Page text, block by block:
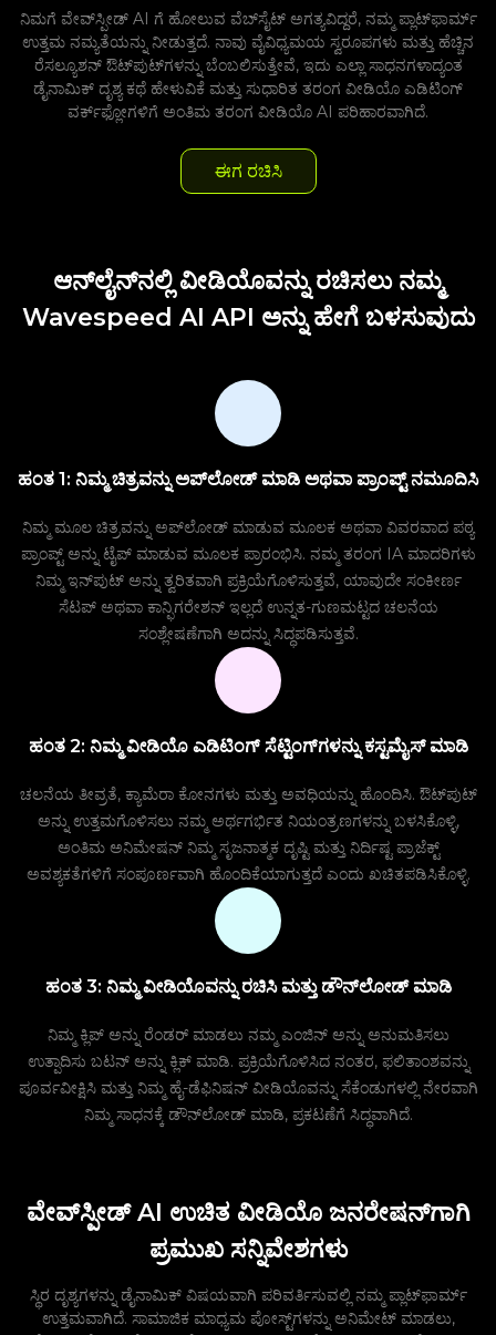
ನಿಮಗೆ ವೇವ್‌ಸ್ಪೀಡ್ AI ಗೆ ಹೋಲುವ ವೆಬ್‌ಸೈಟ್ ಅಗತ್ಯವಿದ್ದರೆ, ನಮ್ಮ ಪ್ಲಾಟ್‌ಫಾರ್ಮ್
ಉತ್ತಮ ನಮ್ಯತೆಯನ್ನು ನೀಡುತ್ತದೆ. ನಾವು ವೈವಿಧ್ಯಮಯ ಸ್ವರೂಪಗಳು ಮತ್ತು ಹೆಚ್ಚಿನ
ರೆಸಲ್ಯೂಶನ್ ಔಟ್‌ಪುಟ್‌ಗಳನ್ನು ಬೆಂಬಲಿಸುತ್ತೇವೆ, ಇದು ಎಲ್ಲಾ ಸಾಧನಗಳಾದ್ಯಂತ
ಡೈನಾಮಿಕ್ ದೃಶ್ಯ ಕಥೆ ಹೇಳುವಿಕೆ ಮತ್ತು ಸುಧಾರಿತ ತರಂಗ ವೀಡಿಯೊ ಎಡಿಟಿಂಗ್
ವರ್ಕ್‌ಫ್ಲೋಗಳಿಗೆ ಅಂತಿಮ ತರಂಗ ವೀಡಿಯೊ AI ಪರಿಹಾರವಾಗಿದೆ.
ಈಗ ರಚಿಸಿ
ಆನ್‌ಲೈನ್‌ನಲ್ಲಿ ವೀಡಿಯೊವನ್ನು ರಚಿಸಲು ನಮ್ಮ
Wavespeed AI API ಅನ್ನು ಹೇಗೆ ಬಳಸುವುದು
ಹಂತ 1: ನಿಮ್ಮ ಚಿತ್ರವನ್ನು ಅಪ್‌ಲೋಡ್ ಮಾಡಿ ಅಥವಾ ಪ್ರಾಂಪ್ಟ್ ನಮೂದಿಸಿ
ನಿಮ್ಮ ಮೂಲ ಚಿತ್ರವನ್ನು ಅಪ್‌ಲೋಡ್ ಮಾಡುವ ಮೂಲಕ ಅಥವಾ ವಿವರವಾದ ಪಠ್ಯ
ಪ್ರಾಂಪ್ಟ್ ಅನ್ನು ಟೈಪ್ ಮಾಡುವ ಮೂಲಕ ಪ್ರಾರಂಭಿಸಿ. ನಮ್ಮ ತರಂಗ IA ಮಾದರಿಗಳು
ನಿಮ್ಮ ಇನ್‌ಪುಟ್ ಅನ್ನು ತ್ವರಿತವಾಗಿ ಪ್ರಕ್ರಿಯೆಗೊಳಿಸುತ್ತವೆ, ಯಾವುದೇ ಸಂಕೀರ್ಣ
ಸೆಟಪ್ ಅಥವಾ ಕಾನ್ಫಿಗರೇಶನ್ ಇಲ್ಲದೆ ಉನ್ನತ-ಗುಣಮಟ್ಟದ ಚಲನೆಯ
ಸಂಶ್ಲೇಷಣೆಗಾಗಿ ಅದನ್ನು ಸಿದ್ಧಪಡಿಸುತ್ತವೆ.
ಹಂತ 2: ನಿಮ್ಮ ವೀಡಿಯೊ ಎಡಿಟಿಂಗ್ ಸೆಟ್ಟಿಂಗ್‌ಗಳನ್ನು ಕಸ್ಟಮೈಸ್ ಮಾಡಿ
ಚಲನೆಯ ತೀವ್ರತೆ, ಕ್ಯಾಮೆರಾ ಕೋನಗಳು ಮತ್ತು ಅವಧಿಯನ್ನು ಹೊಂದಿಸಿ. ಔಟ್‌ಪುಟ್
ಅನ್ನು ಉತ್ತಮಗೊಳಿಸಲು ನಮ್ಮ ಅರ್ಥಗರ್ಭಿತ ನಿಯಂತ್ರಣಗಳನ್ನು ಬಳಸಿಕೊಳ್ಳಿ,
ಅಂತಿಮ ಅನಿಮೇಷನ್ ನಿಮ್ಮ ಸೃಜನಾತ್ಮಕ ದೃಷ್ಟಿ ಮತ್ತು ನಿರ್ದಿಷ್ಟ ಪ್ರಾಜೆಕ್ಟ್
ಅವಶ್ಯಕತೆಗಳಿಗೆ ಸಂಪೂರ್ಣವಾಗಿ ಹೊಂದಿಕೆಯಾಗುತ್ತದೆ ಎಂದು ಖಚಿತಪಡಿಸಿಕೊಳ್ಳಿ.
ಹಂತ 3: ನಿಮ್ಮ ವೀಡಿಯೊವನ್ನು ರಚಿಸಿ ಮತ್ತು ಡೌನ್‌ಲೋಡ್ ಮಾಡಿ
ನಿಮ್ಮ ಕ್ಲಿಪ್ ಅನ್ನು ರೆಂಡರ್ ಮಾಡಲು ನಮ್ಮ ಎಂಜಿನ್ ಅನ್ನು ಅನುಮತಿಸಲು
ಉತ್ಪಾದಿಸು ಬಟನ್ ಅನ್ನು ಕ್ಲಿಕ್ ಮಾಡಿ. ಪ್ರಕ್ರಿಯೆಗೊಳಿಸಿದ ನಂತರ, ಫಲಿತಾಂಶವನ್ನು
ಪೂರ್ವವೀಕ್ಷಿಸಿ ಮತ್ತು ನಿಮ್ಮ ಹೈ-ಡೆಫಿನಿಷನ್ ವೀಡಿಯೊವನ್ನು ಸೆಕೆಂಡುಗಳಲ್ಲಿ ನೇರವಾಗಿ
ನಿಮ್ಮ ಸಾಧನಕ್ಕೆ ಡೌನ್‌ಲೋಡ್ ಮಾಡಿ, ಪ್ರಕಟಣೆಗೆ ಸಿದ್ಧವಾಗಿದೆ.
ವೇವ್‌ಸ್ಪೀಡ್ AI ಉಚಿತ ವೀಡಿಯೊ ಜನರೇಷನ್‌ಗಾಗಿ
ಪ್ರಮುಖ ಸನ್ನಿವೇಶಗಳು
ಸ್ಥಿರ ದೃಶ್ಯಗಳನ್ನು ಡೈನಾಮಿಕ್ ವಿಷಯವಾಗಿ ಪರಿವರ್ತಿಸುವಲ್ಲಿ ನಮ್ಮ ಪ್ಲಾಟ್‌ಫಾರ್ಮ್
ಉತ್ತಮವಾಗಿದೆ. ಸಾಮಾಜಿಕ ಮಾಧ್ಯಮ ಪೋಸ್ಟ್‌ಗಳನ್ನು ಅನಿಮೇಟ್ ಮಾಡಲು,